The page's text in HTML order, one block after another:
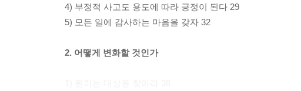
4) 부정적 사고도 용도에 따라 긍정이 된다 29
5) 모든 일에 감사하는 마음을 갖자 32
2. 어떻게 변화할 것인가